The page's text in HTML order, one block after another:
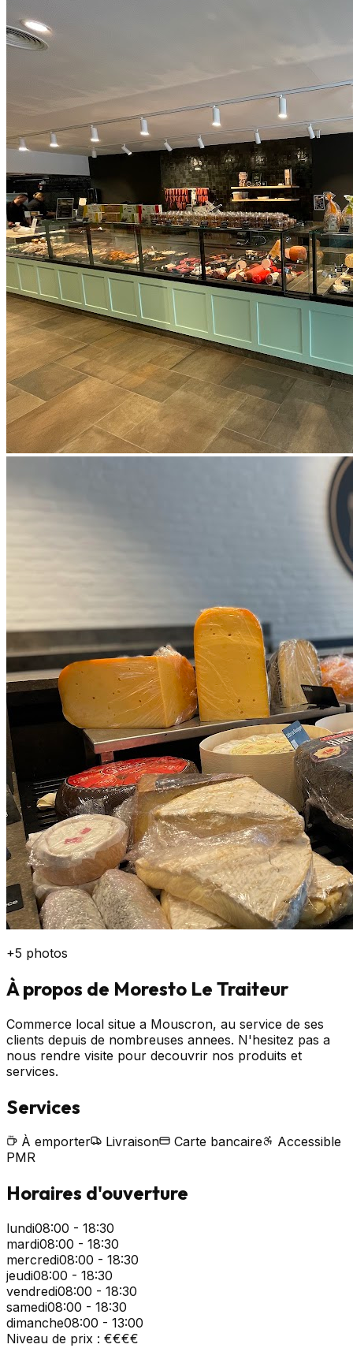
+5 photos
À propos de Moresto Le Traiteur
Commerce local situe a Mouscron, au service de ses
clients depuis de nombreuses annees. N'hesitez pas a
nous rendre visite pour decouvrir nos produits et
services.
Services
À emporter Livraison Carte bancaire
Accessible
PMR
Horaires d'ouverture
lundi08:00 - 18:30
mardi08:00 - 18:30
mercredi08:00 - 18:30
jeudi08:00 - 18:30
vendredi08:00 - 18:30
samedi08:00 - 18:30
dimanche08:00 - 13:00
Niveau de prix : €€€€